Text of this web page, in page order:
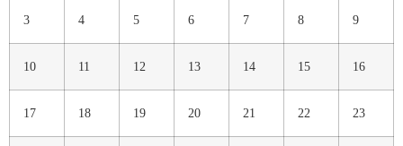
3 4 5 6 7 8 9
10 11 12 13 14 15 16
17 18 19 20 21 22 23